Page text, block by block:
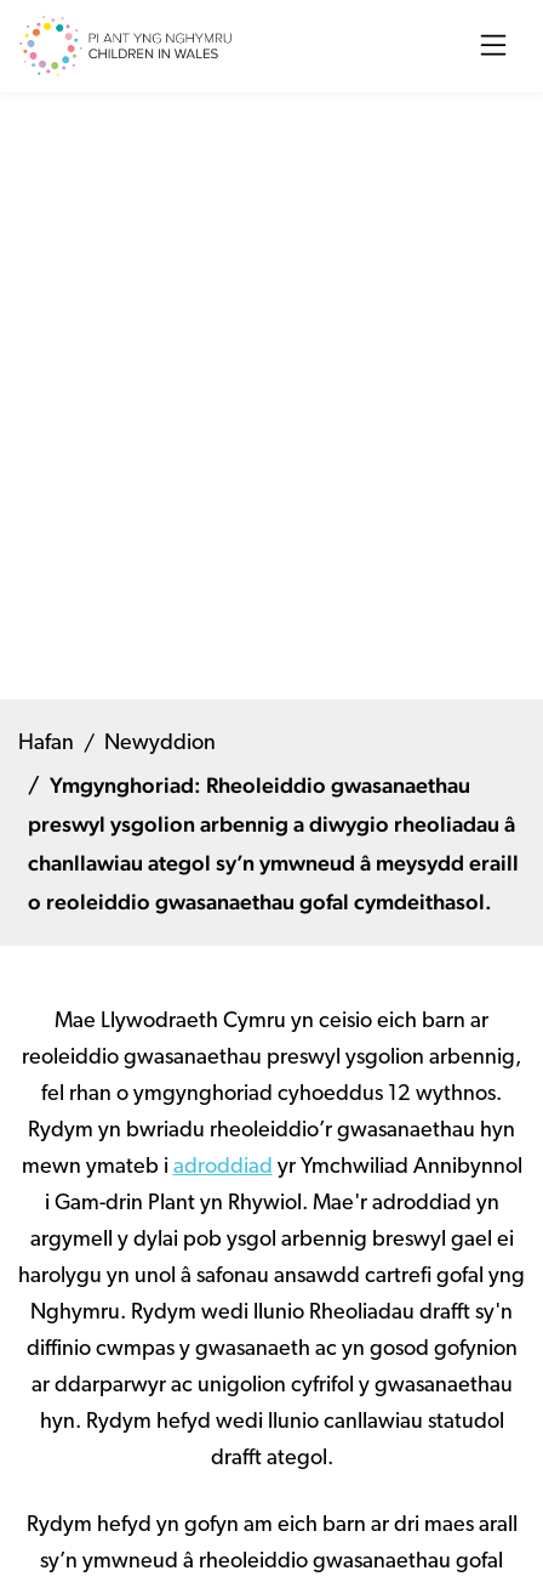
Search
Hafan Newyddion
Ymgynghoriad: Rheoleiddio gwasanaethau
preswyl ysgolion arbennig a diwygio rheoliadau â
chanllawiau ategol sy’n ymwneud â meysydd eraill
o reoleiddio gwasanaethau gofal cymdeithasol.
Mae Llywodraeth Cymru yn ceisio eich barn ar
reoleiddio gwasanaethau preswyl ysgolion arbennig,
fel rhan o ymgynghoriad cyhoeddus 12 wythnos.
Rydym yn bwriadu rheoleiddio’r gwasanaethau hyn
mewn ymateb i adroddiad yr Ymchwiliad Annibynnol
i Gam-drin Plant yn Rhywiol. Mae'r adroddiad yn
argymell y dylai pob ysgol arbennig breswyl gael ei
harolygu yn unol â safonau ansawdd cartrefi gofal yng
Nghymru. Rydym wedi llunio Rheoliadau drafft sy'n
diffinio cwmpas y gwasanaeth ac yn gosod gofynion
ar ddarparwyr ac unigolion cyfrifol y gwasanaethau
hyn. Rydym hefyd wedi llunio canllawiau statudol
drafft ategol.
Rydym hefyd yn gofyn am eich barn ar dri maes arall
sy’n ymwneud â rheoleiddio gwasanaethau gofal